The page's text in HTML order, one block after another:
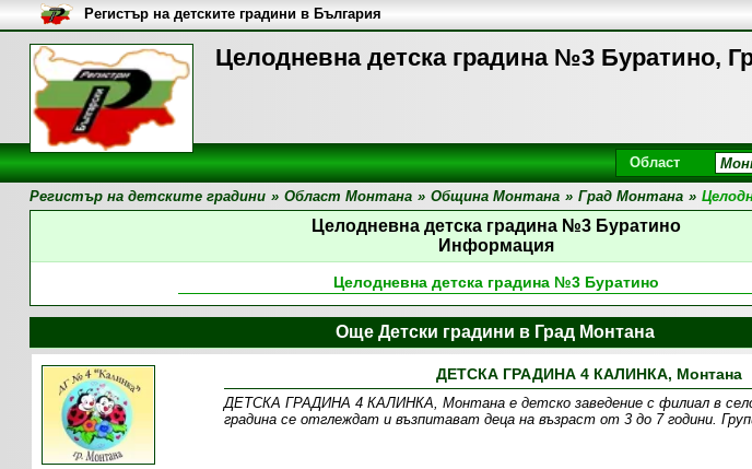
Цeлодневна детска градина №3 Буратино,
Регистър на детските градини в България
Област
Регистър на детските градини » Област Монтана » Община Монтана » Град Монтана »
Цeлодневна детска градина №3 Буратино
Информация
Цeлодневна детска градина №3 Буратино
Още Детски градини в Град Монтана
ДЕТСКА ГРАДИНА 4 КАЛИНКА, Монтана
ДЕТСКА ГРАДИНА 4 КАЛИНКА, Монтана е детско заведение с филиал в
градина се отглеждат и възпитават деца на възраст от 3 до 7 години.